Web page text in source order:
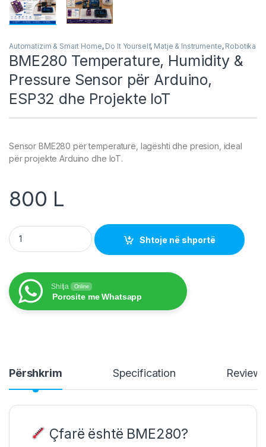
Automatizim & Smart Home, Do It Yourself, Matje & Instrumente, Robotika
BME280 Temperature, Humidity &
Pressure Sensor për Arduino,
ESP32 dhe Projekte IoT
Sensor BME280 për temperaturë, lagështi dhe presion, ideal
për projekte Arduino dhe IoT.
800 L
BME280 Temperature, Humidity & Pressure Sensor për
Shtoje në shportë
Shitja Online
Porosite me Whatsapp
Përshkrim Specification
Çfarë është BME280?